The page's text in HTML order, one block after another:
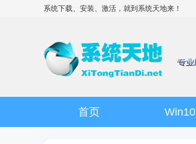
系统下载、安装、激活，就到 系统天地来！
首页 Win10